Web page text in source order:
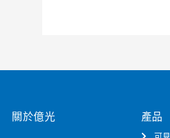
關於億光 產品